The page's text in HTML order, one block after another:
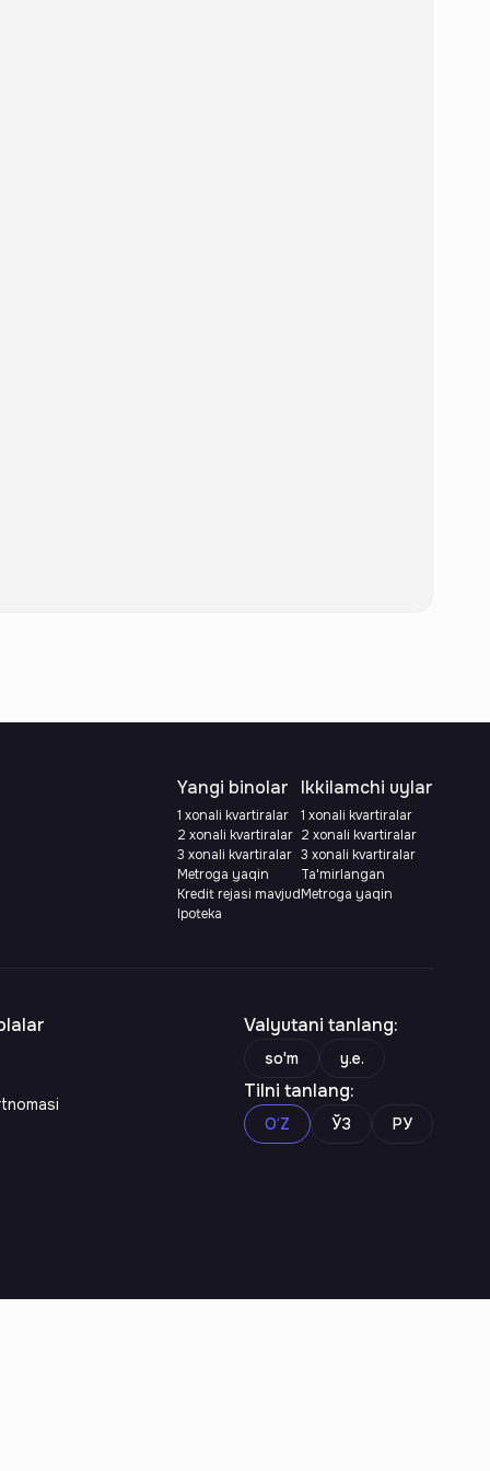
Yangi binolar
1 xonali kvartiralar
2 xonali kvartiralar
3 xonali kvartiralar
Metroga yaqin
Kredit rejasi mavjud
Ipoteka
Ikkilamchi uylar
1 xonali kvartiralar
2 xonali kvartiralar
3 xonali kvartiralar
Ta'mirlangan
Metroga yaqin
Valyutani tanlang:
so'm y.e.
Tilni tanlang:
O‘Z ЎЗ РУ